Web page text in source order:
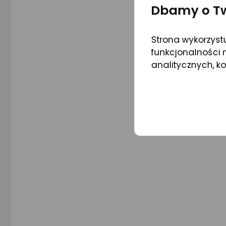
Dbamy o
Strona
funkcjonalności
analitycznych,